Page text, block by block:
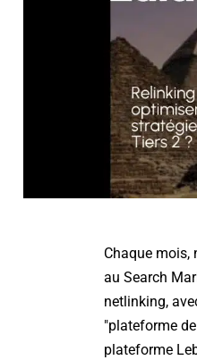
Chaque mois,
au Search
netlinking,
"plateforme
plateforme